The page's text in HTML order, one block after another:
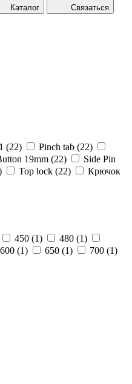
Каталог Связаться
(22) Pinch tab (22)
19mm (22)
Side Pin
Top lock (22)
Крючок
450 (1) 480 (1)
600 (1) 650 (1) 700 (1)